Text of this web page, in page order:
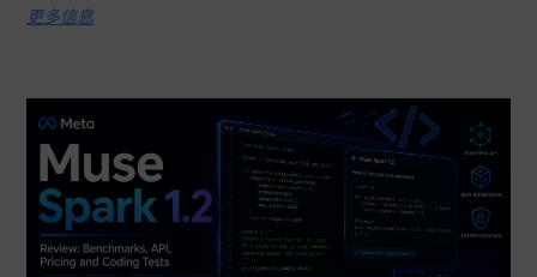
更多信息